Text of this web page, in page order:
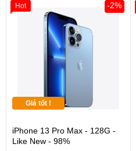
Giá tốt !
iPhone 13 Pro Max - 128G -
Like New - 98%
-2%
Hot